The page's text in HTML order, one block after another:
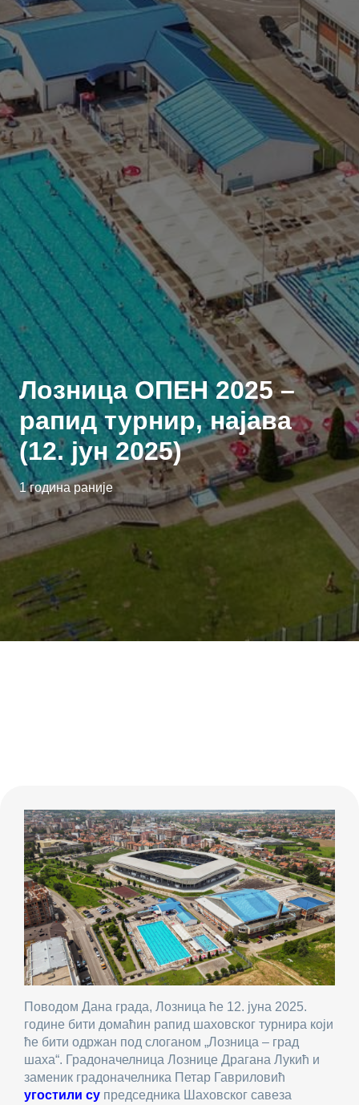
Лозница ОПЕН 2025 –
рапид турнир, најава
(12. јун 2025)
1 година раније
Поводом Дана града, Лозница ће 12. јуна 2025.
године бити домаћин рапид шаховског турнира који
ће бити одржан под слоганом „Лозница – град
шаха“. Градоначелница Лознице Драгана Лукић и
заменик градоначелника Петар Гавриловић
угостили су председника Шаховског савеза